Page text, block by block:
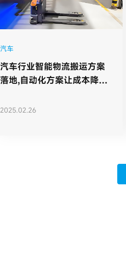
汽车
汽车行业智能物流搬运方案
落地,自动化方案让成本降低
2025.02.26